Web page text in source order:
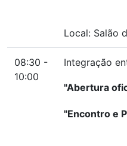
Local: Salão
08:30 -
10:00
Integração
"Abertura
"Encontro e